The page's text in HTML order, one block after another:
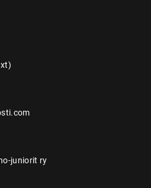
juniorit ry